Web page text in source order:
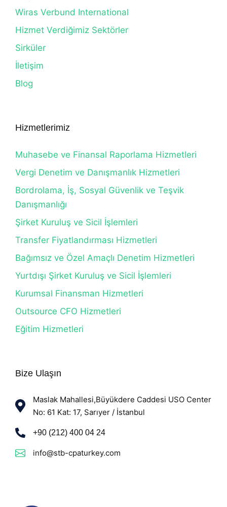
Wiras Verbund International
Hizmet Verdiğimiz Sektörler
Sirküler
İletişim
Blog
Hizmetlerimiz
Muhasebe ve Finansal Raporlama Hizmetleri
Vergi Denetim ve Danışmanlık Hizmetleri
Bordrolama, İş, Sosyal Güvenlik ve Teşvik
Danışmanlığı
Şirket Kuruluş ve Sicil İşlemleri
Transfer Fiyatlandırması Hizmetleri
Bağımsız ve Özel Amaçlı Denetim Hizmetleri
Yurtdışı Şirket Kuruluş ve Sicil İşlemleri
Kurumsal Finansman Hizmetleri
Outsource CFO Hizmetleri
Eğitim Hizmetleri
Bize Ulaşın
Maslak Mahallesi,Büyükdere Caddesi USO Center
No: 61 Kat: 17, Sarıyer / İstanbul
+90 (212) 400 04 24
info@stb-cpaturkey.com